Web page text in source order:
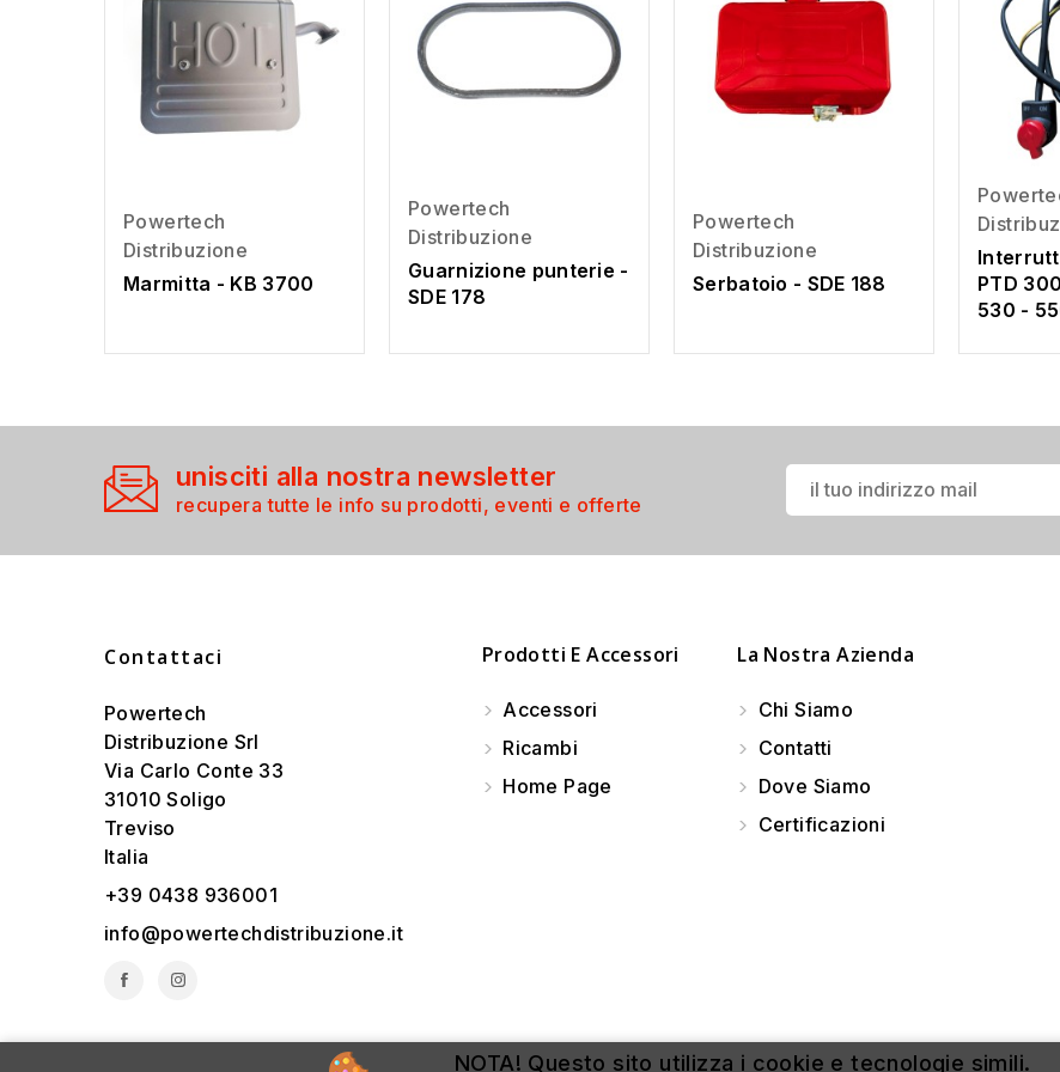
Powertech
Distribuzione
Marmitta - KB 3700
Powertech
Distribuzione
Guarnizione punterie -
SDE 178
Powertech
Distribuzione
Serbatoio - SDE 188
PTD
530 -
unisciti alla nostra newsletter
recupera tutte le info su prodotti, eventi e offerte
Contattaci
Powertech
Distribuzione Srl
Via Carlo Conte 33
31010 Soligo
Treviso
Italia
+39 0438 936001
info@powertechdistribuzione.it
Prodotti E Accessori
Accessori
Ricambi
Home Page
La Nostra Azienda
Chi Siamo
Contatti
Dove Siamo
Certificazioni
NOTA! Questo sito utilizza i cookie e tecnologie simili.